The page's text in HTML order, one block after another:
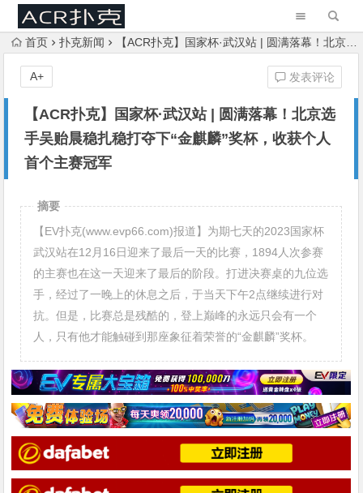
首页 扑克新闻 【ACR扑克】国家杯·武汉站 | 圆满落幕！北京选手吴贻晨稳扎稳打夺下“金麒麟”奖杯，收获个人首个主赛冠军
【ACR扑克】国家杯·武汉站 | 圆满落幕！北京选
手吴贻晨稳扎稳打夺下“金麒麟”奖杯，收获个人
首个主赛冠军
发表评论
A+
摘要
【EV扑克(www.evp66.com)报道】为期七天的2023国家杯
武汉站在12月16日迎来了最后一天的比赛，1894人次参赛
的主赛也在这一天迎来了最后的阶段。打进决赛桌的九位选
手，经过了一晚上的休息之后，于当天下午2点继续进行对
抗。但是，比赛总是残酷的，登上巅峰的永远只会有一个
人，只有他才能触碰到那座象征着荣誉的“金麒麟”奖杯。